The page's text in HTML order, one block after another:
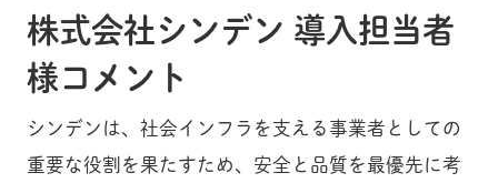
株式会社シンデン 導入担当者
様コメント
シンデンは、社会インフラを支える事業者としての
重要な役割を果たすため、安全と品質を最優先に考